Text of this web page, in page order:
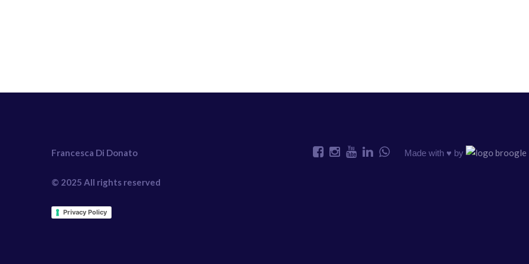
Francesca Di Donato
© 2025 All rights reserved
Privacy Policy
Made with ♥️ by